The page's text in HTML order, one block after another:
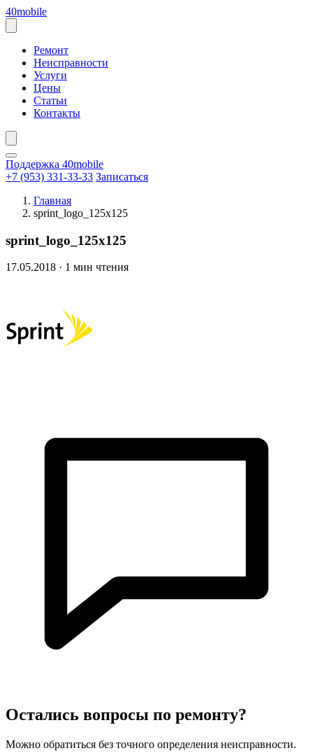
Перейти
к
содержанию
40mobile
Открыть
Ремонт
Неисправности
Услуги
Цены
Статьи
Контакты
Поддержка 40mobile
+7 (953) 331-33-33 Записаться
Главная
sprint_logo_125x125
sprint_logo_125x125
17.05.2018 · 1 мин чтения
Остались вопросы по ремонту?
Можно обратиться без точного определения неисправности.